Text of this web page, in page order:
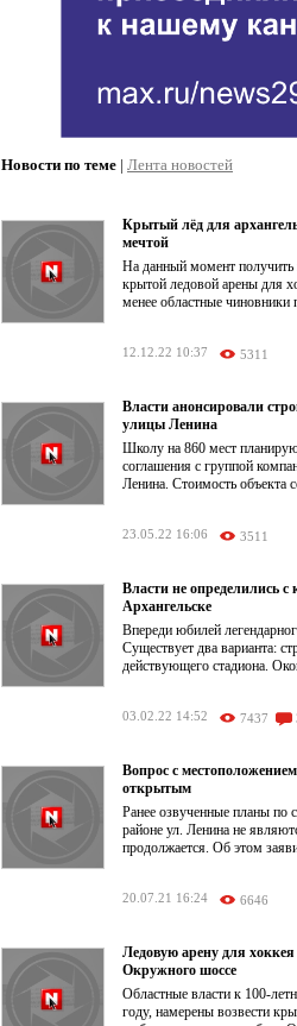
Новости по теме | Лента новостей
Крытый лёд для
мечтой
На данный момент получить
крытой ледовой арены для
менее областные
12.12.22 10:37 5311
Власти анонсировали
улицы Ленина
Школу на 860 мест
соглашения с группой
Ленина. Стоимость объекта
23.05.22 16:06 3511
Власти не определились
Архангельске
Впереди юбилей
Существует два варианта:
действующего стадиона.
03.02.22 14:52 7437
Вопрос с
открытым
Ранее озвученные планы по
районе ул. Ленина не
продолжается. Об этом
20.07.21 16:24 6646
Ледовую арену для
Окружного шоссе
Областные власти к 100-
году, намерены возвести